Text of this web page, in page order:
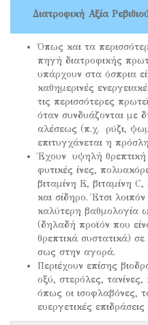
Διατροφική Αξία
Όπως και τα
πηγή διατροφικής
υπάρχουν στα όσπρια
καθημερινές
τις περισσότερες
όταν συνδυάζονται με
αλέσεως (π.χ. ρύζι,
επιτυγχάνεται η
Έχουν υψηλή θρεπτική
φυτικές ίνες,
βιταμίνη Ε, βιταμίνη
και σίδηρο. Έτσι
καλύτερη βαθμολογία
(δηλαδή προϊόν που
θρεπτικά συστατικά)
σως στην αγορά.
Περιέχουν επίσης
οξύ, στερόλες,
όπως οι ισοφλαβόνες,
ευεργετικές